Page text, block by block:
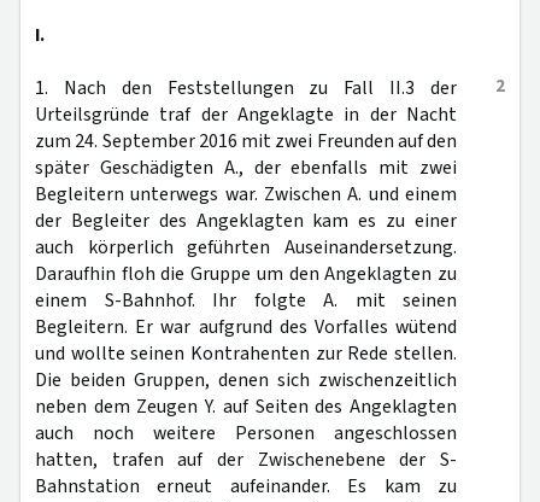
I.
2
1. Nach den Feststellungen zu Fall II.3 der
Urteilsgründe traf der Angeklagte in der Nacht
zum 24. September 2016 mit zwei Freunden auf den
später Geschädigten A., der ebenfalls mit zwei
Begleitern unterwegs war. Zwischen A. und einem
der Begleiter des Angeklagten kam es zu einer
auch körperlich geführten Auseinandersetzung.
Daraufhin floh die Gruppe um den Angeklagten zu
einem S-Bahnhof. Ihr folgte A. mit seinen
Begleitern. Er war aufgrund des Vorfalles wütend
und wollte seinen Kontrahenten zur Rede stellen.
Die beiden Gruppen, denen sich zwischenzeitlich
neben dem Zeugen Y. auf Seiten des Angeklagten
auch noch weitere Personen angeschlossen
hatten, trafen auf der Zwischenebene der S-
Bahnstation erneut aufeinander. Es kam zu